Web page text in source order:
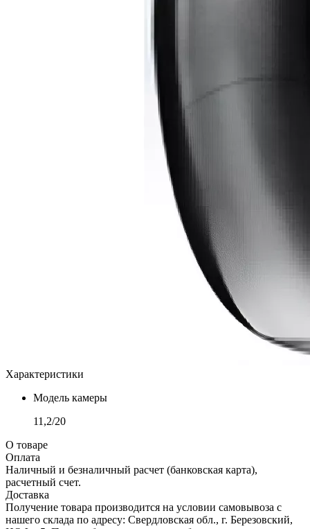
Характеристики
Модель камеры
11,2/20
О товаре
Оплата
Наличный и безналичный расчет (банковская карта),
расчетный счет.
Доставка
Получение товара производится на условии самовывоза с
нашего склада по адресу: Свердловская обл., г. Березовский,